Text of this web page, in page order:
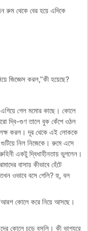
রুম থেকে বের হয়ে এদিকে
জিজ্ঞেস করল,”কী হয়েছে?
গেল মমোর কাছে। কোলে
দ্বি-গুণ তালে বুক কেঁপে ওঠল
লক্ষ করল। দূর থেকে এই লোককে
নিল নিজেকে। রুমে এসে
একটু দ্বিধাহীনতায় ভুগলেন।
বাসায় কীভাবে হেঁটে
ওভাবে বসে গেলি? হু, বল
কোলে করে নিয়ে আসছে।
কোলে চড়ে বসলি। কী ভাগ্যরে